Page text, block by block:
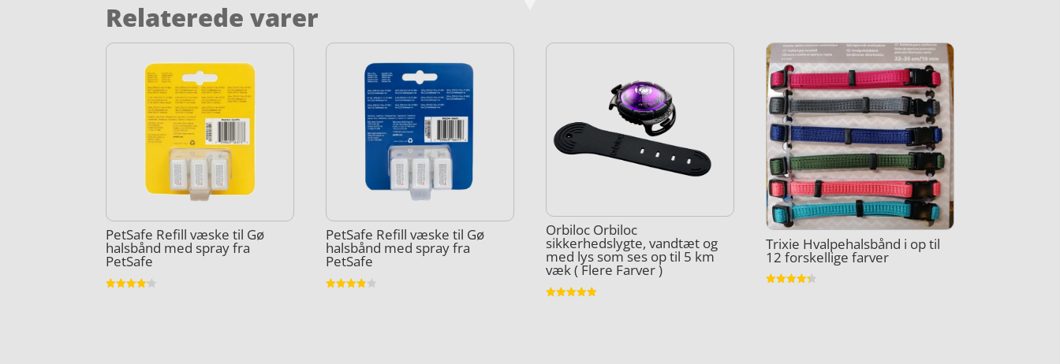
Relaterede varer
PetSafe Refill væske til Gø
halsbånd med spray fra
PetSafe
PetSafe Refill væske til Gø
halsbånd med spray fra
PetSafe
Orbiloc Orbiloc
sikkerhedslygte, vandtæt og
med lys som ses op til 5 km
væk ( Flere Farver )
Trixie Hvalpehalsbånd i op til
12 forskellige farver